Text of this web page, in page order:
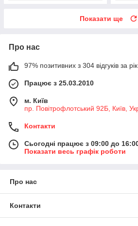
Показати ще
Про нас
97% позитивних з 304 відгуків за рік
Працює з 25.03.2010
м. Київ
пр. Повітрофлотський 92Б, Київ,
Контакти
Сьогодні працює з 09:00 до
Показати весь графік роботи
Про нас
Контакти